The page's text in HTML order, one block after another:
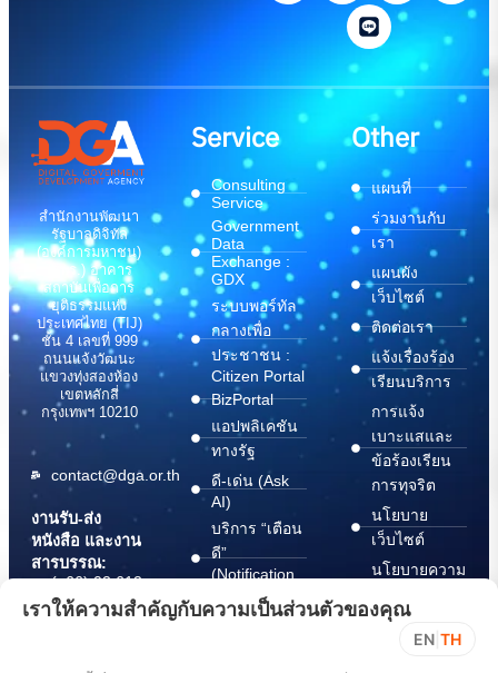
สำนักงานพัฒนา
รัฐบาลดิจิทัล
(องค์การมหาชน)
(สพร.) อาคาร
สถาบันเพื่อการ
ยุติธรรมแห่ง
ประเทศไทย (TIJ)
ชั้น 4 เลขที่ 999
ถนนแจ้งวัฒนะ
แขวงทุ่งสองห้อง
เขตหลักสี่
กรุงเทพฯ 10210
contact@dga.or.th
งานรับ-ส่ง
หนังสือ และงาน
สารบรรณ:
(+66) 02 612
6000
saraban@dga.or.th
Service
Consulting
Service
Government
Data
Exchange :
GDX
ระบบพอร์ทัล
กลางเพื่อ
ประชาชน :
Citizen Portal
BizPortal
แอปพลิเคชัน
ทางรัฐ
ดี-เด่น (Ask
AI)
บริการ “เตือน
ดี”
(Notification
บริการ
Other
แผนที่
ร่วมงานกับ
เรา
แผนผัง
เว็บไซต์
ติดต่อเรา
แจ้งเรื่องร้อง
เรียนบริการ
การแจ้ง
เบาะแสและ
ข้อร้องเรียน
การทุจริต
นโยบาย
เว็บไซต์
นโยบายความ
ปลอดภัย
สารสนเทศ
เราให้ความสำคัญกับความเป็นส่วนตัวของคุณ
EN TH